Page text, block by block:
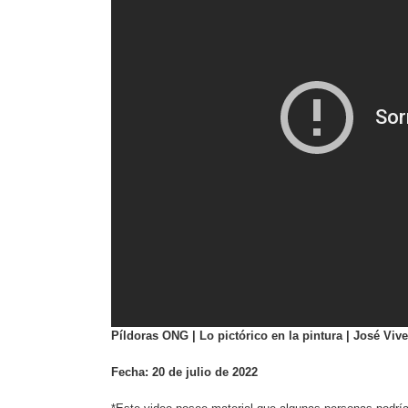
Píldoras ONG | Lo pictórico en la pintura | José
Fecha: 20 de julio de 2022